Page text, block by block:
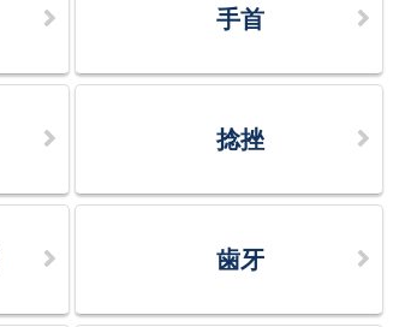
手首
捻挫
歯牙